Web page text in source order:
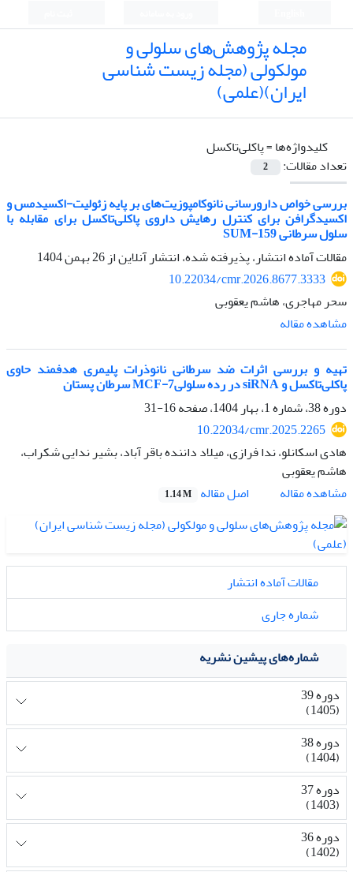
مجله پژوهش‌های سلولی و
مولکولی (مجله زیست شناسی
ایران)(علمی)
کلیدواژه‌ها =پاکلی‌تاکسل
تعداد مقالات:
2
بررسی خواص دارورسانی نانوکامپوزیت‌های بر پایه زئولیت-اکسیدمس و
اکسیدگرافن برای کنترل رهایش داروی پاکلی‌تاکسل برای مقابله با
سلول سرطانی SUM-159
مقالات آماده انتشار، پذیرفته شده، انتشار آنلاین از26 بهمن 1404
10.22034/cmr.2026.8677.3333
سحر مهاجری، هاشم یعقوبی
مشاهده مقاله
تهیه و بررسی اثرات ضد سرطانی نانوذرات پلیمری هدفمند حاوی
پاکلی‌تاکسل و siRNA در رده سلولیMCF-7 سرطان پستان
دوره 38، شماره 1، بهار 1404، صفحه
16-31
10.22034/cmr.2025.2265
هادی اسکانلو، ندا فرازی، میلاد داننده باقر آباد، بشیر ندایی شکراب،
هاشم یعقوبی
مشاهده مقاله
اصل مقاله 1.14 M
مقالات آماده انتشار
شماره جاری
شماره‌های پیشین نشریه
دوره 39
(1405)
دوره 38
(1404)
دوره 37
(1403)
دوره 36
(1402)